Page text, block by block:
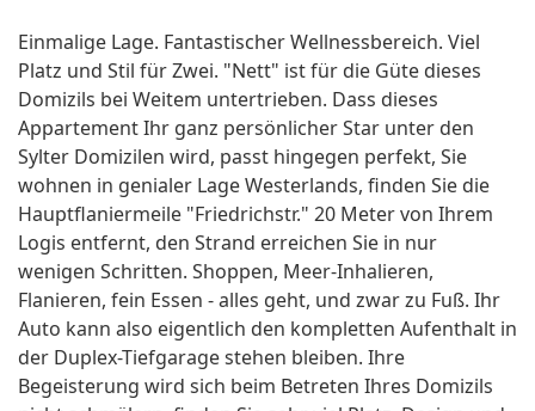
Einmalige Lage. Fantastischer Wellnessbereich. Viel
Platz und Stil für Zwei. "Nett" ist für die Güte dieses
Domizils bei Weitem untertrieben. Dass dieses
Appartement Ihr ganz persönlicher Star unter den
Sylter Domizilen wird, passt hingegen perfekt, Sie
wohnen in genialer Lage Westerlands, finden Sie die
Hauptflaniermeile "Friedrichstr." 20 Meter von Ihrem
Logis entfernt, den Strand erreichen Sie in nur
wenigen Schritten. Shoppen, Meer-Inhalieren,
Flanieren, fein Essen - alles geht, und zwar zu Fuß. Ihr
Auto kann also eigentlich den kompletten Aufenthalt in
der Duplex-Tiefgarage stehen bleiben. Ihre
Begeisterung wird sich beim Betreten Ihres Domizils